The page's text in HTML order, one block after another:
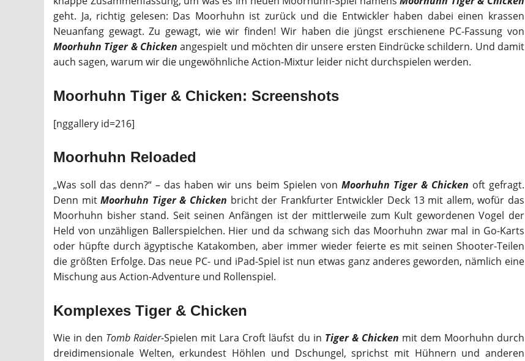
geht. Ja, richtig gelesen: Das Moorhuhn ist zurück und die Entwickler haben dabei einen krassen
Neuanfang gewagt. Zu gewagt, wie wir finden! Wir haben die jüngst erschienene PC-Fassung von
Moorhuhn Tiger & Chicken angespielt und möchten dir unsere ersten Eindrücke schildern. Und damit
auch sagen, warum wir die ungewöhnliche Action-Mixtur leider nicht durchspielen werden.
Moorhuhn Tiger & Chicken: Screenshots
[nggallery id=216]
Moorhuhn Reloaded
„Was soll das denn?“ – das haben wir uns beim Spielen von Moorhuhn Tiger & Chicken oft gefragt.
Denn mitMoorhuhn Tiger & Chicken bricht der Frankfurter Entwickler Deck 13 mit allem, wofür das
Moorhuhn bisher stand. Seit seinen Anfängen ist der mittlerweile zum Kult gewordenen Vogel der
Held von unzähligen Ballerspielchen. Hier und da schwang sich das Moorhuhn zwar mal in Go-Karts
oder hüpfte durch ägyptische Katakomben, aber immer wieder feierte es mit seinen Shooter-Teilen
die größten Erfolge. Das neue PC- und iPad-Spiel ist nun etwas ganz anderes geworden, nämlich eine
Mischung aus Action-Adventure und Rollenspiel.
Komplexes Tiger & Chicken
Wie in den Tomb Raider-Spielen mit Lara Croft läufst du in Tiger & Chicken mit dem Moorhuhn durch
dreidimensionale Welten, erkundest Höhlen und Dschungel, sprichst mit Hühnern und anderen